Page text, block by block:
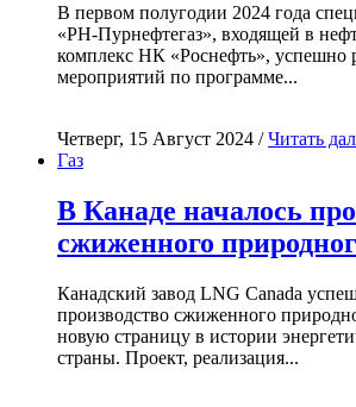
В первом полугодии 2024 года
«РН-Пурнефтегаз», входящей в
комплекс НК «Роснефть», успешно
мероприятий по программе...
Четверг, 15 Август 2024 /Читать
Газ
В Канаде началось
сжиженного
Канадский завод LNG Canada
производство сжиженного
новую страницу в истории
страны. Проект, реализация...